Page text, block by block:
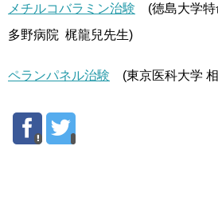
メチルコバラミン治験 (徳島大学特
多野病院 梶龍兒先生)
ペランパネル治験 (東京医科大学